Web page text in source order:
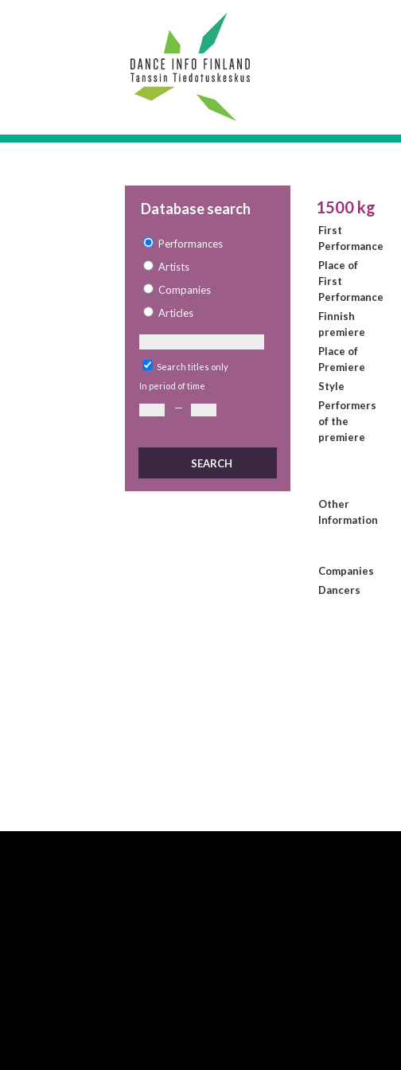
Database search
Performances
Artists
Companies
Articles
Search titles only
In period of time
—
1500 kg
First
Performance
Place of
First
Performance
Finnish
premiere
Place of
Premiere
Style
Performers
of the
premiere
Other
Information
Companies
Dancers